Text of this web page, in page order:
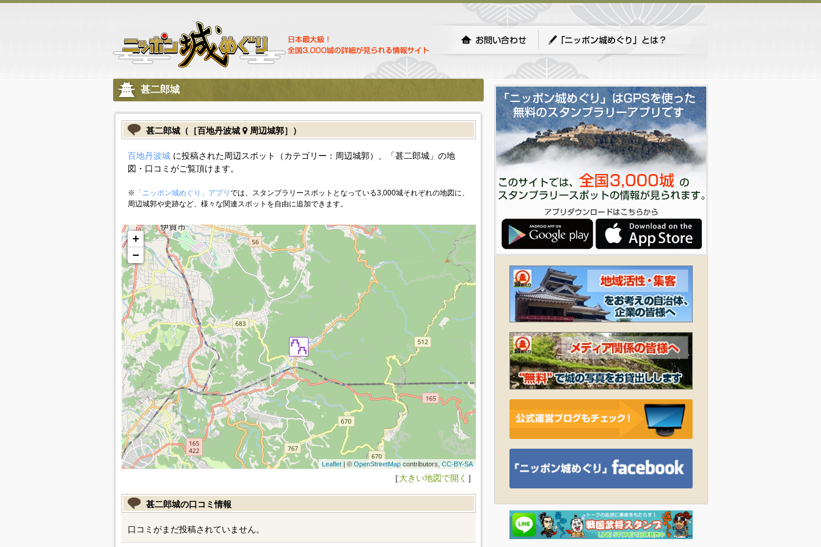
甚二郎城
甚二郎城（［百地丹波城 周辺城郭］）
百地丹波城に投稿された周辺スポット（カテゴリー：周辺城郭）、「甚二郎城」の地
図・口コミがご覧頂けます。
※ 「ニッポン城めぐり」アプリ では、スタンプラリースポットとなっている3,000城それぞれの地図に、
周辺城郭や史跡など、様々な関連スポットを自由に追加できます。
+
−
Leaflet| © OpenStreetMapcontributors, CC-BY-SA
［大きい地図で開く ］
甚二郎城の口コミ情報
口コミがまだ投稿されていません。